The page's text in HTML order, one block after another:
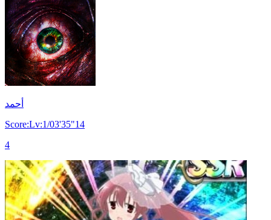
أحمد
Score:Lv:1/03'35"14
4